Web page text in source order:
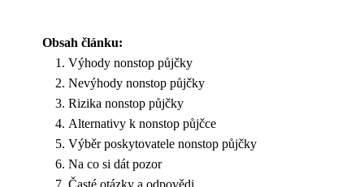
Obsah článku:
Výhody nonstop půjčky
Nevýhody nonstop půjčky
Rizika nonstop půjčky
Alternativy k nonstop půjčce
Výběr poskytovatele nonstop půjčky
Na co si dát pozor
Časté otázky a odpovědi